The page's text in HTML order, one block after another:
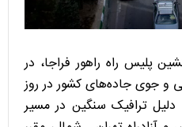
پلیس راه راهور فراجا، در
و جوی جاده‌های کشور در روز
دلیل ترافیک سنگین در مسیر